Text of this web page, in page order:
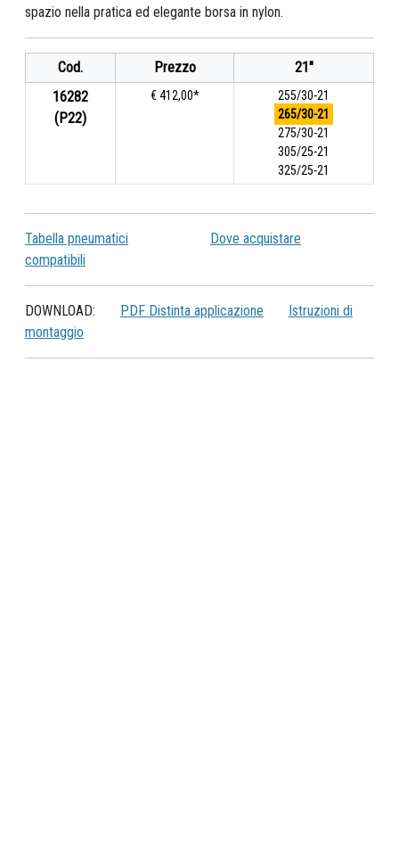
spazio nella pratica ed elegante borsa in nylon.
Cod. Prezzo
21"
16282
(P22)
€ 412,00*
255/30-21
265/30-21
275/30-21
305/25-21
325/25-21
Tabella pneumatici
compatibili
Dove acquistare
DOWNLOAD: PDF Distinta applicazione
Istruzioni di
montaggio